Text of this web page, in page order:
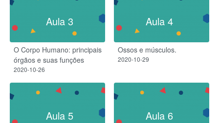
Aula 3
O Corpo Humano: principais
órgãos e suas funções
2020-10-26
Aula 4
Ossos e músculos.
2020-10-29
Aula 5 Aula 6